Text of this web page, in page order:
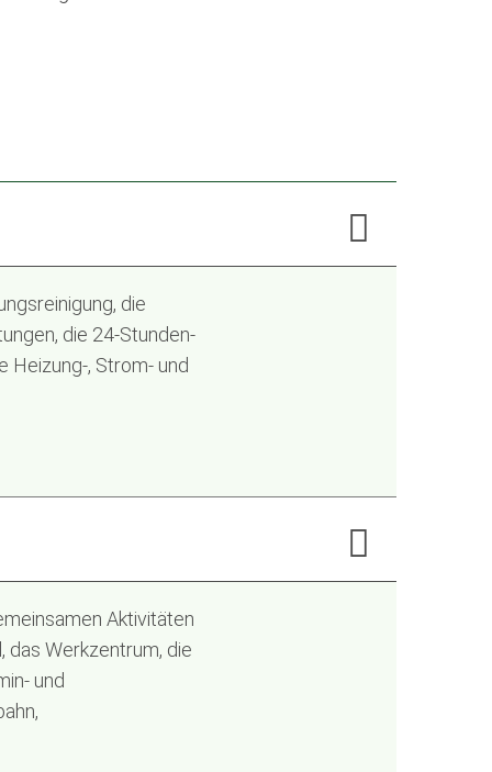
die
die 24-Stunden-
, Strom- und
Aktivitäten
das Werkzentrum, die
und